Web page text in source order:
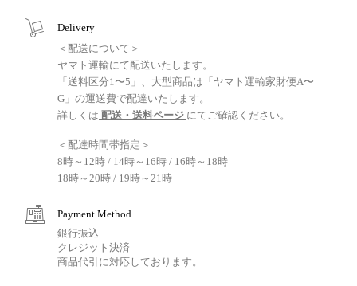
Delivery
＜配送について＞
ヤマト運輸にて配送いたします。
「送料区分1〜5」、大型商品は「ヤマト運輸家財便A〜
G」の運送費で配達いたします。
詳しくは 配送・送料ページ にてご確認ください。
＜配達時間帯指定＞
8時～12時 / 14時～16時 / 16時～18時
18時～20時 / 19時～21時
Payment Method
銀行振込
クレジット決済
商品代引に対応しております。